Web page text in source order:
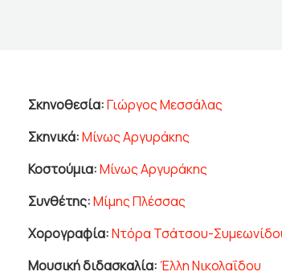
Σκηνοθεσία:Γιώργος Μεσσάλας
Σκηνικά:Μίνως Αργυράκης
Κοστούμια:Μίνως Αργυράκης
Συνθέτης:Μίμης Πλέσσας
Χορογραφία:Ντόρα Τσάτσου-
Μουσική διδασκαλία: Έλλη Νικολαΐδου